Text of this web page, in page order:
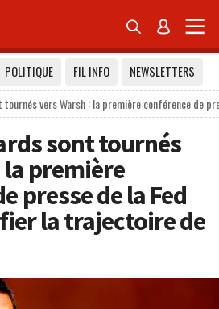
 
POLITIQUE FIL INFO
NEWSLETTERS
tournés vers Warsh : la première conférence de
sont tournés
première
presse de la Fed
la trajectoire de